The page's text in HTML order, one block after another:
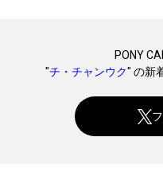
PONY
"チ・チャンウク" の新